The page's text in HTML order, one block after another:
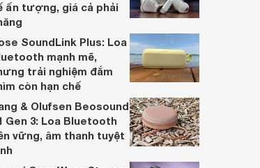
Loa Polk Audio S55
Giá từ 12.390.000 đ
Có 10 nơi bán
ấn tượng, giá cả phải
SoundLink Plus: Loa
mạnh mẽ,
trải nghiệm đắm
còn hạn chế
& Olufsen Beosound
Gen 3: Loa Bluetooth
vững, âm thanh tuyệt